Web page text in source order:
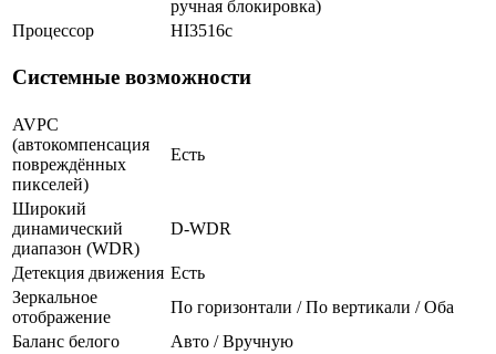
ручная блокировка)
Процессор
HI3516c
Системные возможности
AVPC
(автокомпенсация
повреждённых
пикселей)
Есть
Широкий
динамический
диапазон (WDR)
D-WDR
Детекция движения Есть
Зеркальное
отображение
По горизонтали / По вертикали / Оба
Баланс белого
Авто / Вручную